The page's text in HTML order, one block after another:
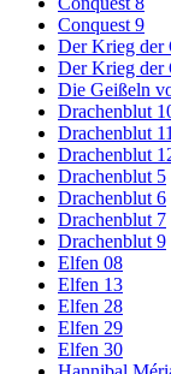
Conquest 9
Der Krieg der
Der Krieg der
Die Geißeln
Drachenblut
Drachenblut 11
Drachenblut
Drachenblut 5
Drachenblut 6
Drachenblut 7
Drachenblut 9
Elfen 08
Elfen 13
Elfen 28
Elfen 29
Elfen 30